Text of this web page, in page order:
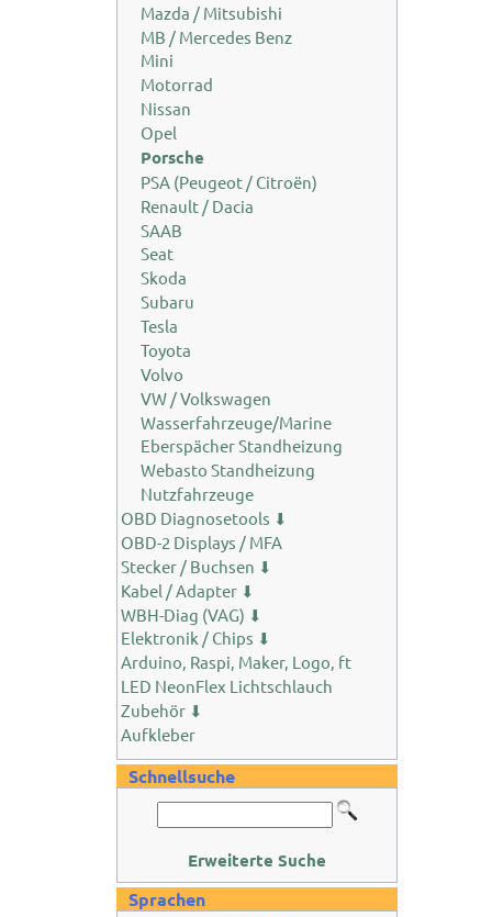
Mazda / Mitsubishi
MB / Mercedes Benz
Mini
Motorrad
Nissan
Opel
Porsche
PSA (Peugeot / Citroën)
Renault / Dacia
SAAB
Seat
Skoda
Subaru
Tesla
Toyota
Volvo
VW / Volkswagen
Wasserfahrzeuge/Marine
Eberspächer Standheizung
Webasto Standheizung
Nutzfahrzeuge
OBD Diagnosetools ⬇
OBD-2 Displays / MFA
Stecker / Buchsen ⬇
Kabel / Adapter ⬇
WBH-Diag (VAG) ⬇
Elektronik / Chips ⬇
Arduino, Raspi, Maker, Logo, ft
LED NeonFlex Lichtschlauch
Zubehör ⬇
Aufkleber
Schnellsuche
Erweiterte Suche
Sprachen